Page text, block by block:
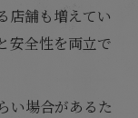
店舗も増えてい
安全性を両立で
い場合があるた